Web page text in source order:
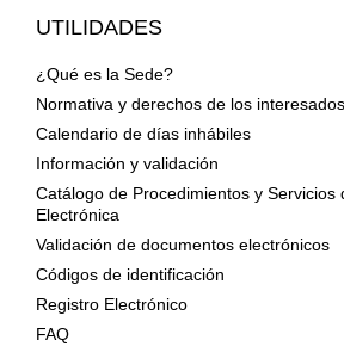
UTILIDADES
¿Qué es la Sede?
Normativa y derechos de los interesados
Calendario de días inhábiles
Información y validación
Catálogo de Procedimientos y Servicios
Electrónica
Validación de documentos electrónicos
Códigos de identificación
Registro Electrónico
FAQ